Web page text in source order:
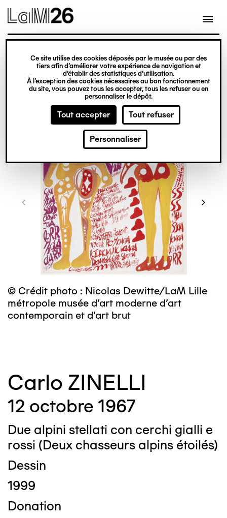
Gestion des cookies
Ce site utilise des cookies déposés par le musée ou par des
tiers afin d’améliorer votre expérience de navigation et
d’établir des statistiques d’utilisation.
À l’exception des cookies nécessaires au bon fonctionnement
du site, vous pouvez tous les accepter, tous les refuser ou en
personnaliser le dépôt.
Tout accepter Tout refuser
Personnaliser
contenu
© Crédit photo : Nicolas Dewitte/LaM Lille
métropole musée d’art moderne d’art
contemporain et d’art brut
Carlo ZINELLI
12 octobre 1967
Due alpini stellati con cerchi gialli e
rossi (Deux chasseurs alpins étoilés)
Dessin
1999
Donation